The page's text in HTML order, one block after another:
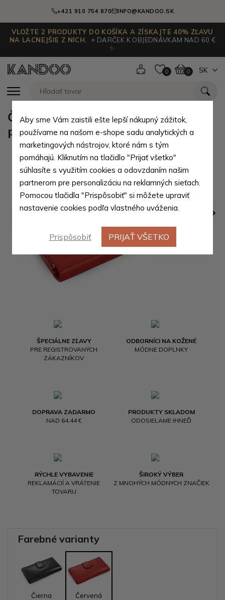
+421 910 754 870 INFO@KANDOO.SK
VLOŽTE 2 PRODUKTY DO KOŠÍKA A ZÍSKAJTE 40% ZĽAVU
NA LACNEJŠIE Z NICH.
+ DARČEK K OBJEDNÁVKAM NAD 60 €
✨
0 0 SK
ŠPECIÁLNE ZĽAVY
PRE REGISTROVANÝCH
ZÁKAZNÍKOV
ODBORNÍCI NA KOŽENÉ
MÓDNE DOPLNKY
DOPRAVA ZADARMO
NAD 64.44 €
PRODUKTY SKLADOM
ODOSIELAME IHNEĎ
RÝCHLE VYBAVENIE
REKLAMÁCIÍ A VRÁTENIE
TOVARU
ŠIROKÝ VÝBER
Z MNOHÝCH MÓDNYCH ZNAČIEK
Červená dámska kožená rámová
peňaženka Lilah
Farebné varianty
Čierna Červená
Aby sme Vám zaistili ešte lepší nákupný zážitok,
používame na našom e-shope sadu analytických a
marketingových nástrojov, ktoré nám s tým
pomáhajú. Kliknutím na tlačidlo "Prijať všetko"
súhlasíte s využitím cookies a odovzdaním našim
partnerom pre personalizáciu na reklamných sieťach.
Pomocou tlačidla "Prispôsobiť" si môžete upraviť
nastavenie cookies podľa vlastného uváženia.
Prispôsobiť PRIJAŤ VŠETKO